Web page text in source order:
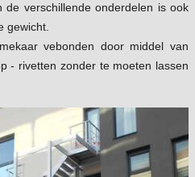
verschillende onderdelen is ook
gewicht.
vebonden door middel van
- rivetten zonder te moeten lassen